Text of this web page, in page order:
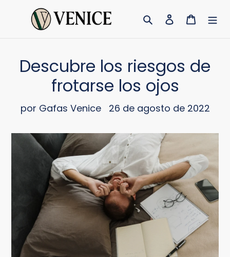
directamente
Buscar IngresarCarrito
Descubre los riesgos de
frotarse los ojos
por Gafas Venice 26 de agosto de 2022